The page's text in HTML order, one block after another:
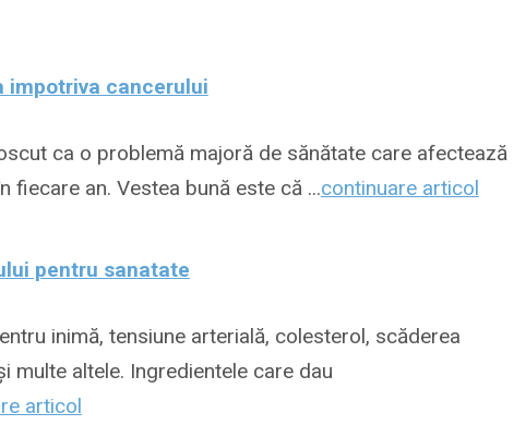
impotriva cancerului
ca o problemă majoră de sănătate care afectează
fiecare an. Vestea bună este că ...continuare articol
pentru sanatate
inimă, tensiune arterială, colesterol, scăderea
multe altele. Ingredientele care dau
articol